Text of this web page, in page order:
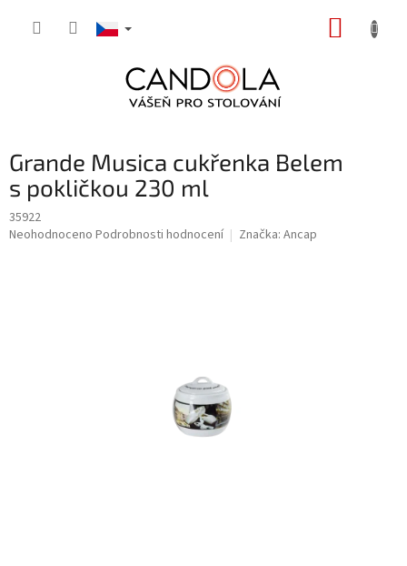
Grande Musica cukřenka Belem
s pokličkou 230 ml
35922
Průměrné
Neohodnoceno Podrobnosti hodnocení Značka: Ancap